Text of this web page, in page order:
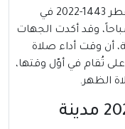
من المقرر أن يدخل توقيت صلاة عيد الفطر 1443-2022 في
الدمام، مع دقات الساعة 5:21 صباحاً، وقد أكدت الجهات
أن وقت أداء صلاة
الشمس بـ 15 دقيقة، على تُقام في أوّل وقتها،
الظهر.
موعد صلاة عيد الفطر 2022 مدينة